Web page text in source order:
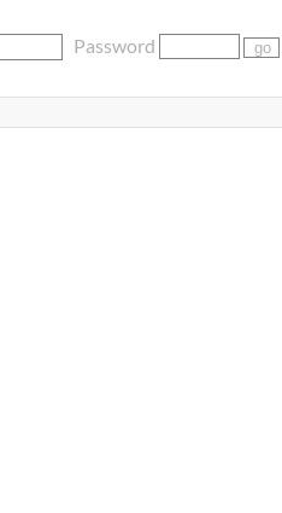
Password